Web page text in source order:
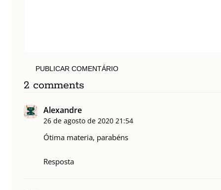
PUBLICAR COMENTÁRIO
2 comments
Alexandre
26 de agosto de 2020 21:54
Ótima materia, parabéns
Resposta